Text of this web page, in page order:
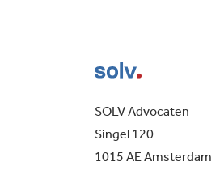
SOLV Advocaten
Singel 120
1015 AE Amsterdam